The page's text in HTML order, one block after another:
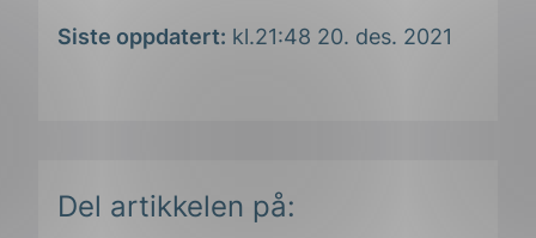
Siste oppdatert: kl.21:48 20. des. 2021
Del artikkelen på: